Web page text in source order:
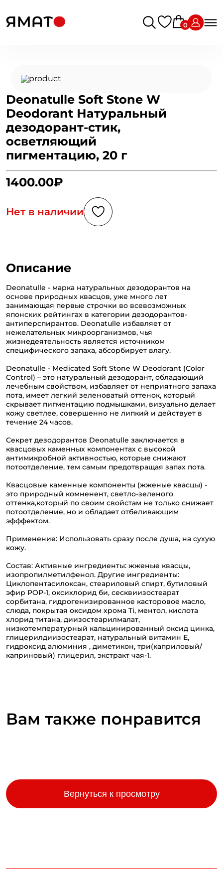
0
Deonatulle Soft Stone W
Deodorant Натуральный
дезодорант-стик,
осветляющий
пигментацию, 20 г
1400.00₽
Нет в наличии
Описание
Deonatulle - марка натуральных дезодорантов на
основе природных квасцов, уже много лет
занимающая первые строчки во всевозможных
японских рейтингах в категории дезодорантов-
антиперспирантов. Deonatulle избавляет от
нежелательных микроорганизмов, чья
жизнедеятельность является источником
специфического запаха, абсорбирует влагу.
Deonatulle - Medicated Soft Stone W Deodorant (Color
Control) – это натуральный дезодорант, обладающий
лечебным свойством, избавляет от неприятного запаха
пота, имеет легкий зеленоватый оттенок, который
скрывает пигментацию подмышками, визуально делает
кожу светлее, совершенно не липкий и действует в
течение 24 часов.
Секрет дезодорантов Deonatulle заключается в
квасцовых каменных компонентах с высокой
антимикробной активностью, которые снижают
потоотделение, тем самым предотвращая запах пота.
Квасцовые каменные компоненты (жженые квасцы) -
это природный комненент, светло-зеленого
оттенка,который по своим свойстам не только снижает
потоотделение, но и обладает отбеливающим
эфффектом.
Применение: Использовать сразу после душа, на сухую
кожу.
Состав: Активные ингредиенты: жженые квасцы,
изопропилметилфенол. Другие ингредиенты:
Циклопентасилоксан, стеариловый спирт, бутиловый
эфир POP-1, оксихлорид би, сесквиизостеарат
сорбитана, гидрогенизированное касторовое масло,
слюда, покрытая оксидом хрома Ti, ментол, кислота
хлорид титана, диизостеарилмалат,
низкотемпературный кальцинированный оксид цинка,
глицерилдиизостеарат, натуральный витамин Е,
гидроксид алюминия , диметикон, три(каприловый/
каприновый) глицерил, экстракт чая-1.
Вам также понравится
Вернуться к просмотру